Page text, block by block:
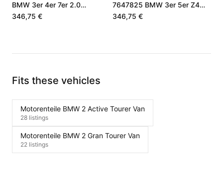
BMW 3er 4er 7er 2.0
B48B20A 11618655869
346,75 €
7647825 BMW 3er 5er Z4
2.0 N20B20
346,75 €
Fits these vehicles
Motorenteile BMW 2 Active Tourer Van
28 listings
Motorenteile BMW 2 Gran Tourer Van
22 listings